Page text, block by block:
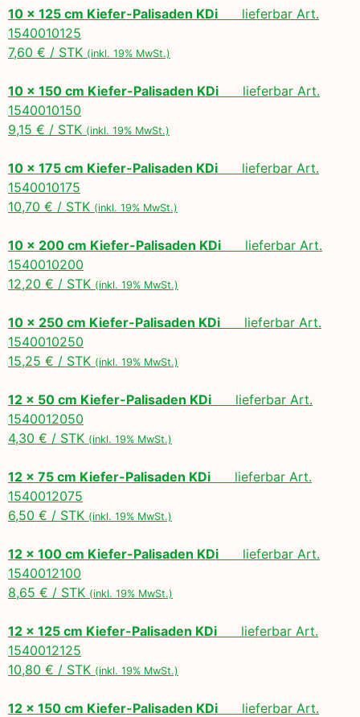
10 x 125 cm Kiefer-Palisaden KDi lieferbar Art.
1540010125
7,60 € / STK (inkl. 19% MwSt.)
10 x 150 cm Kiefer-Palisaden KDi lieferbar Art.
1540010150
9,15 € / STK (inkl. 19% MwSt.)
10 x 175 cm Kiefer-Palisaden KDi lieferbar Art.
1540010175
10,70 € / STK (inkl. 19% MwSt.)
10 x 200 cm Kiefer-Palisaden KDi lieferbar Art.
1540010200
12,20 € / STK (inkl. 19% MwSt.)
10 x 250 cm Kiefer-Palisaden KDi lieferbar Art.
1540010250
15,25 € / STK (inkl. 19% MwSt.)
12 x 50 cm Kiefer-Palisaden KDi lieferbar Art.
1540012050
4,30 € / STK (inkl. 19% MwSt.)
12 x 75 cm Kiefer-Palisaden KDi lieferbar Art.
1540012075
6,50 € / STK (inkl. 19% MwSt.)
12 x 100 cm Kiefer-Palisaden KDi lieferbar Art.
1540012100
8,65 € / STK (inkl. 19% MwSt.)
12 x 125 cm Kiefer-Palisaden KDi lieferbar Art.
1540012125
10,80 € / STK (inkl. 19% MwSt.)
12 x 150 cm Kiefer-Palisaden KDi lieferbar Art.